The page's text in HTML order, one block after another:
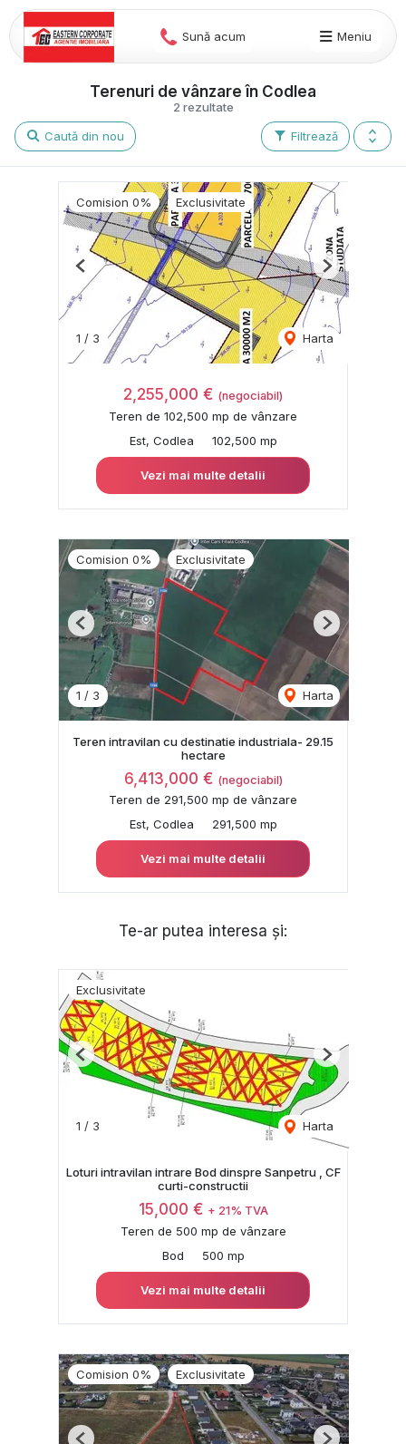
Sună acum Meniu
2 rezultate
Terenuri de vânzare în Codlea
Filtrează
Caută din nou
Comision 0% Exclusivitate
1 / 3 Harta
Previous Next
2,255,000 € (negociabil)
Teren de 102,500 mp de vânzare
Est, Codlea
102,500 mp
Vezi mai multe detalii
Comision 0% Exclusivitate
1 / 3 Harta
Previous Next
Teren intravilan cu destinatie industriala- 29.15
hectare
6,413,000 € (negociabil)
Teren de 291,500 mp de vânzare
Est, Codlea
291,500 mp
Vezi mai multe detalii
Te-ar putea interesa și:
Exclusivitate
1 / 3 Harta
Previous Next
Loturi intravilan intrare Bod dinspre Sanpetru , CF
curti-constructii
15,000 € + 21% TVA
Teren de 500 mp de vânzare
Bod
500 mp
Vezi mai multe detalii
Comision 0% Exclusivitate